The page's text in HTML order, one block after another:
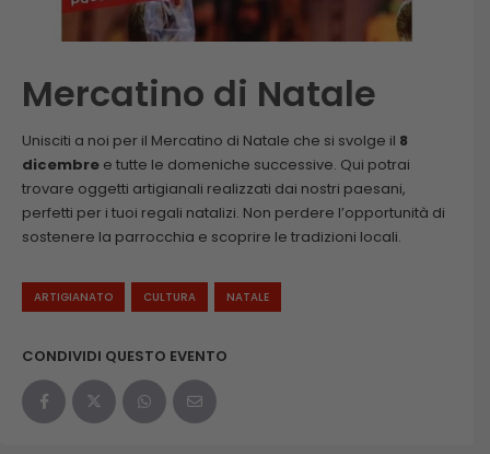
Mercatino di Natale
Unisciti a noi per il Mercatino di Natale che si svolge il 8
dicembre e tutte le domeniche successive. Qui potrai
trovare oggetti artigianali realizzati dai nostri paesani,
perfetti per i tuoi regali natalizi. Non perdere l’opportunità di
sostenere la parrocchia e scoprire le tradizioni locali.
ARTIGIANATO CULTURA NATALE
CONDIVIDI QUESTO EVENTO